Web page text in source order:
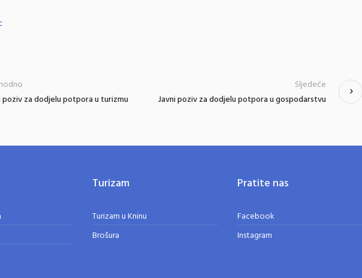
poziv za dodjelu potpora u turizmu
Javni poziv za dodjelu potpora u gospodarstvu
Sljedeće
Turizam
Turizam u Kninu
Brošura
Pratite nas
Facebook
Instagram